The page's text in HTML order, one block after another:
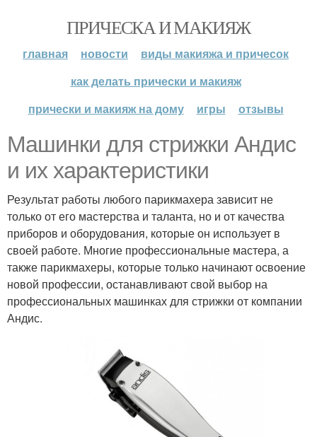
ПРИЧЕСКА И МАКИЯЖ
главная новости
виды макияжа и причесок
как делать прически и макияж
прически и макияж на дому
игры отзывы
Машинки для стрижки Андис
и их характеристики
Результат работы любого парикмахера зависит не
только от его мастерства и таланта, но и от качества
приборов и оборудования, которые он использует в
своей работе. Многие профессиональные мастера, а
также парикмахеры, которые только начинают освоение
новой профессии, останавливают свой выбор на
профессиональных машинках для стрижки от компании
Андис.